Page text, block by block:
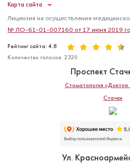
Карта сайта
Лицензия на осуществление
№ ЛО-61-01-007160 от 17 июня 2019
Рейтинг сайта: 4.8
Количество голосов: 2320
Проспект
Стоматология
Стачки
Ул.